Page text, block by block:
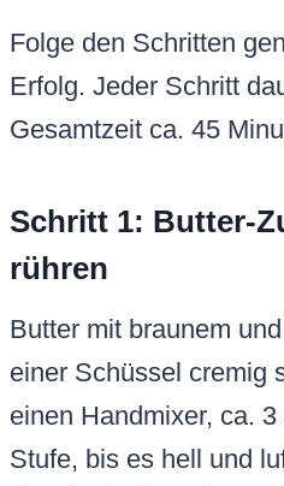
Folge den Schritten
Erfolg. Jeder Schritt
Gesamtzeit ca. 45
Schritt 1: Butter-
rühren
Butter mit braunem
einer Schüssel cremig
einen Handmixer, ca.
Stufe, bis es hell und